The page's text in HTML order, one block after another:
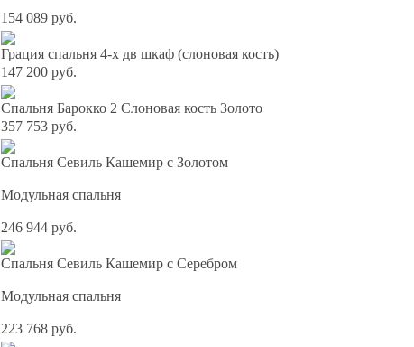
154 089 руб.
Грация спальня 4-х дв шкаф (слоновая кость)
147 200 руб.
Спальня Барокко 2 Слоновая кость Золото
357 753 руб.
Спальня Севиль Кашемир с Золотом
Модульная спальня
246 944 руб.
Спальня Севиль Кашемир с Серебром
Модульная спальня
223 768 руб.